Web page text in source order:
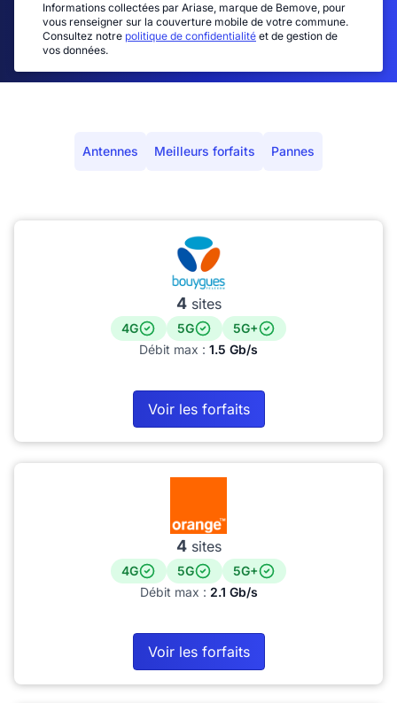
Informations collectées par Ariase, marque de Bemove, pour
vous renseigner sur la couverture mobile de votre commune.
Consultez notre politique de confidentialité et de gestion de
vos données.
Antennes Meilleurs forfaits Pannes
4sites
4G 5G
5G+
Débit max : 1.5 Gb/s
Voir les forfaits
4sites
4G 5G
5G+
Débit max : 2.1 Gb/s
Voir les forfaits